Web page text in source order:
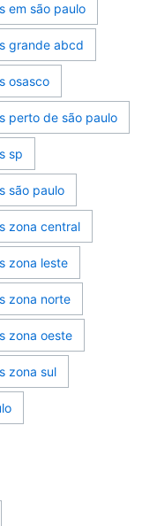
em são paulo
grande abcd
osasco
perto de são paulo
sp
são paulo
zona central
zona leste
zona norte
zona oeste
zona sul